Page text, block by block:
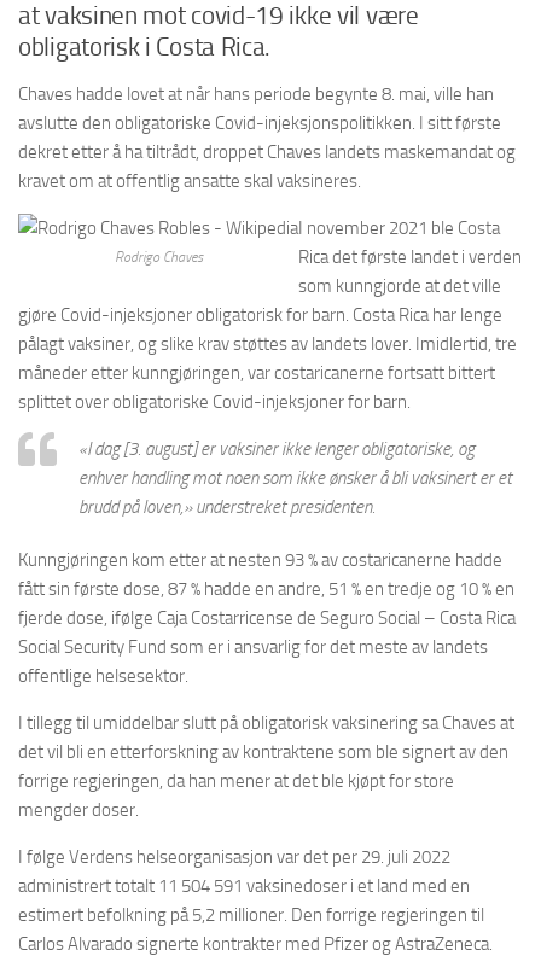
at vaksinen mot covid-19 ikke vil være
obligatorisk i Costa Rica.
Chaves hadde lovet at når hans periode begynte 8. mai, ville han
avslutte den obligatoriske Covid-injeksjonspolitikken. I sitt første
dekret etter å ha tiltrådt, droppet Chaves landets maskemandat og
kravet om at offentlig ansatte skal vaksineres.
Rodrigo Chaves
I november 2021 ble Costa
Rica det første landet i verden
som kunngjorde at det ville
gjøre Covid-injeksjoner obligatorisk for barn. Costa Rica har lenge
pålagt vaksiner, og slike krav støttes av landets lover. Imidlertid, tre
måneder etter kunngjøringen, var costaricanerne fortsatt bittert
splittet over obligatoriske Covid-injeksjoner for barn.
«I dag [3. august] er vaksiner ikke lenger obligatoriske, og
enhver handling mot noen som ikke ønsker å bli vaksinert er et
brudd på loven,» understreket presidenten.
Kunngjøringen kom etter at nesten 93 % av costaricanerne hadde
fått sin første dose, 87 % hadde en andre, 51 % en tredje og 10 % en
fjerde dose, ifølge Caja Costarricense de Seguro Social – Costa Rica
Social Security Fund som er i ansvarlig for det meste av landets
offentlige helsesektor.
I tillegg til umiddelbar slutt på obligatorisk vaksinering sa Chaves at
det vil bli en etterforskning av kontraktene som ble signert av den
forrige regjeringen, da han mener at det ble kjøpt for store
mengder doser.
I følge Verdens helseorganisasjon var det per 29. juli 2022
administrert totalt 11 504 591 vaksinedoser i et land med en
estimert befolkning på 5,2 millioner. Den forrige regjeringen til
Carlos Alvarado signerte kontrakter med Pfizer og AstraZeneca.